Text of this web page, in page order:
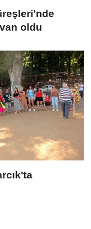
oldu